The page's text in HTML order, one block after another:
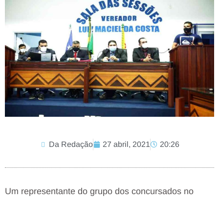
Da Redação 27 abril, 2021 20:26
Um representante do grupo dos concursados no